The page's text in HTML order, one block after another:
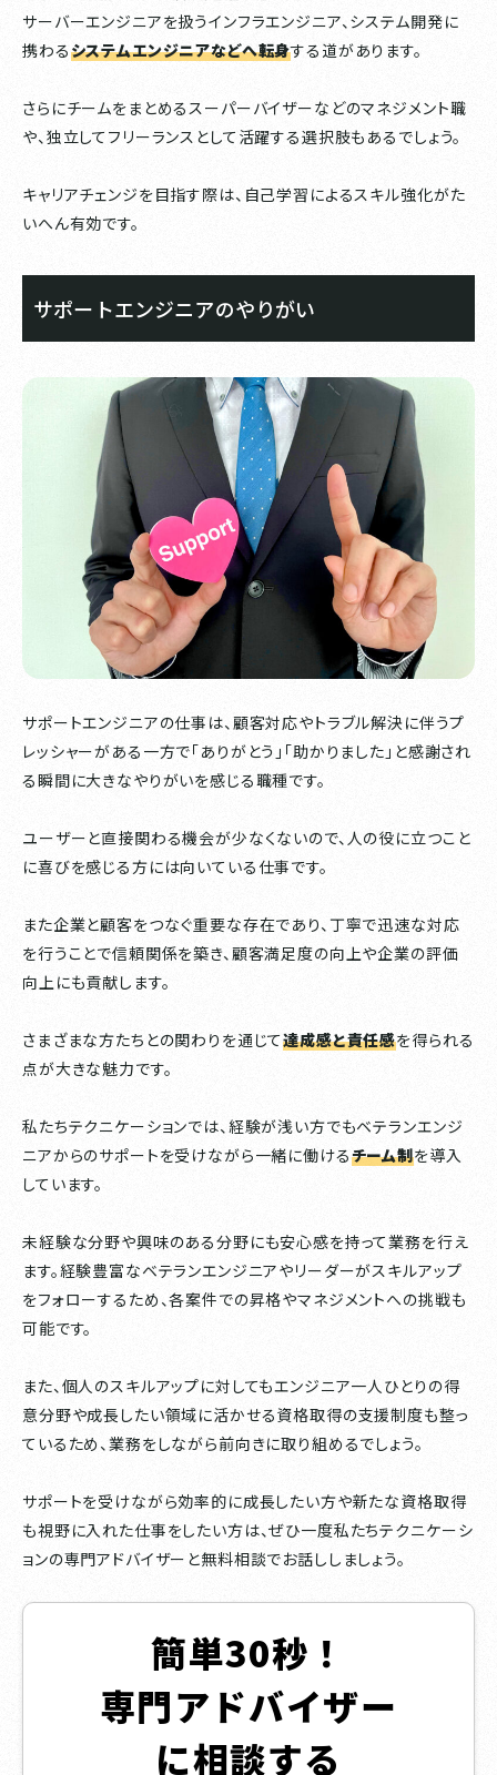
サーバーエンジニアを扱うインフラエンジニア、システム開発に
携わるシステムエンジニアなどへ転身する道があります。
さらにチームをまとめるスーパーバイザーなどのマネジメント職
や、独立してフリーランスとして活躍する選択肢もあるでしょう。
キャリアチェンジを目指す際は、自己学習によるスキル強化がた
いへん有効です。
サポートエンジニアのやりがい
サポートエンジニアの仕事は、顧客対応やトラブル解決に伴うプ
レッシャーがある一方で「ありがとう」「助かりました」と感謝され
る瞬間に大きなやりがいを感じる職種です。
ユーザーと直接関わる機会が少なくないので、人の役に立つこと
に喜びを感じる方には向いている仕事です。
また企業と顧客をつなぐ重要な存在であり、丁寧で迅速な対応
を行うことで信頼関係を築き、顧客満足度の向上や企業の評価
向上にも貢献します。
さまざまな方たちとの関わりを通じて達成感と責任感を得られる
点が大きな魅力です。
私たちテクニケーションでは、経験が浅い方でもベテランエンジ
ニアからのサポートを受けながら一緒に働けるチーム制を導入
しています。
未経験な分野や興味のある分野にも安心感を持って業務を行え
ます。経験豊富なベテランエンジニアやリーダーがスキルアップ
をフォローするため、各案件での昇格やマネジメントへの挑戦も
可能です。
また、個人のスキルアップに対してもエンジニア一人ひとりの得
意分野や成長したい領域に活かせる資格取得の支援制度も整っ
ているため、業務をしながら前向きに取り組めるでしょう。
サポートを受けながら効率的に成長したい方や新たな資格取得
も視野に入れた仕事をしたい方は、ぜひ一度私たちテクニケーシ
ョンの専門アドバイザーと無料相談でお話ししましょう。
簡単30秒！
専門アドバイザー
に相談する